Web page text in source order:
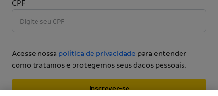
CPF
Acesse nossa política de privacidade para entender
como tratamos e protegemos seus dados pessoais.
Inscrever-se